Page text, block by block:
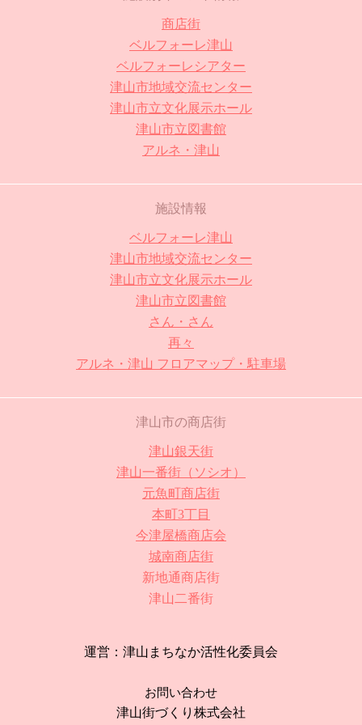
商店街
ベルフォーレ津山
ベルフォーレシアター
津山市地域交流センター
津山市立文化展示ホール
津山市立図書館
アルネ・津山
施設情報
ベルフォーレ津山
津山市地域交流センター
津山市立文化展示ホール
津山市立図書館
さん・さん
再々
アルネ・津山 フロアマップ・駐車場
津山市の商店街
津山銀天街
津山一番街（ソシオ）
元魚町商店街
本町3丁目
今津屋橋商店会
城南商店街
新地通商店街
津山二番街
運営：津山まちなか活性化委員会
お問い合わせ
津山街づくり株式会社